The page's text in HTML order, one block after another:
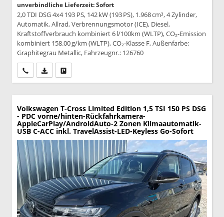
unverbindliche Lieferzeit: Sofort
2,0 TDI DSG 4x4 193 PS, 142 kW (193 PS), 1.968 cm³, 4 Zylinder,
Automatik, Allrad, Verbrennungsmotor (ICE), Diesel,
Kraftstoffverbrauch kombiniert 6 l/100km (WLTP), CO₂-Emission
kombiniert 158.00 g/km (WLTP), CO₂-Klasse F, Außenfarbe:
Graphitegrau Metallic, Fahrzeugnr.: 126760
Wir rufen Sie anPDF-Datei, Fahrzeugexposé drucken
Volkswagen T-Cross Limited Edition 1,5 TSI 150 PS DSG
- PDC vorne/hinten-Rückfahrkamera-
AppleCarPlay/AndroidAuto-2 Zonen Klimaautomatik-
USB C-ACC inkl. TravelAssist-LED-Keyless Go-Sofort